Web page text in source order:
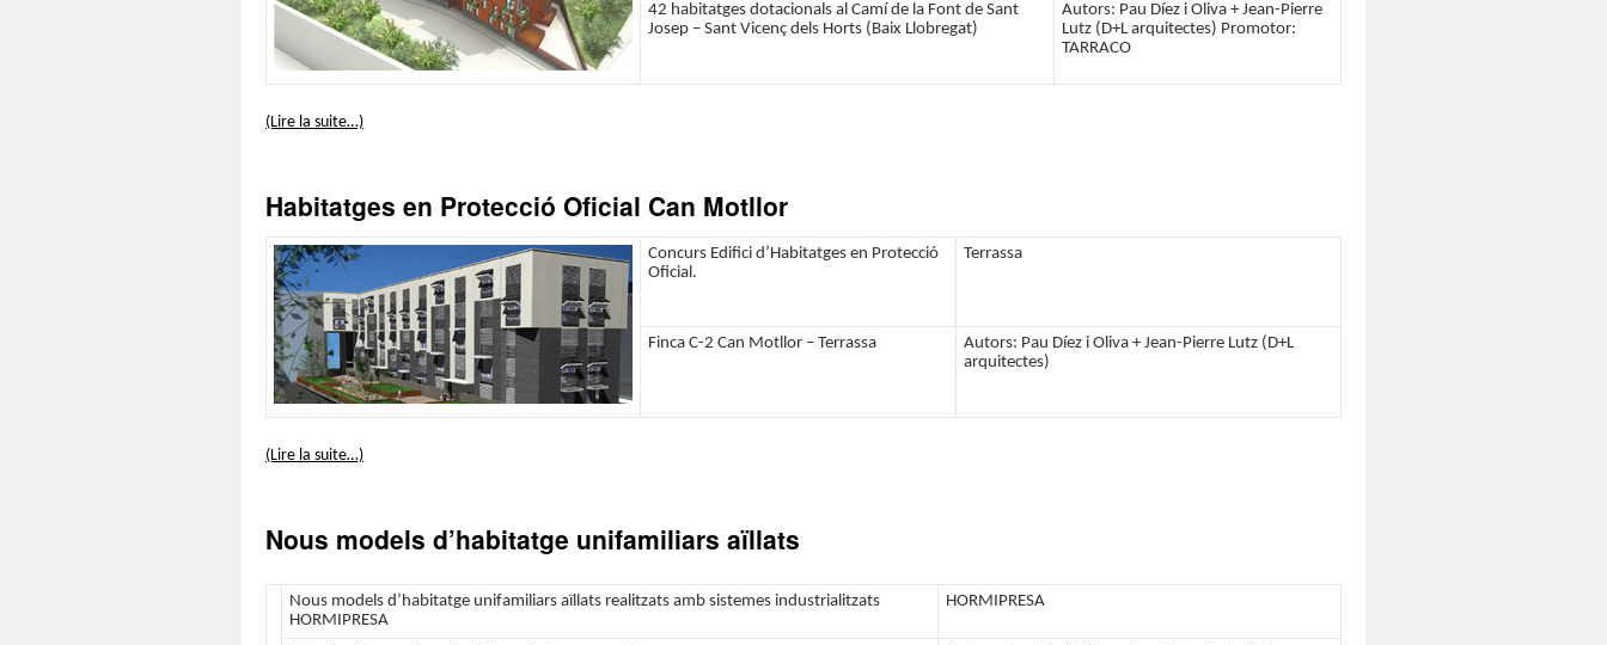
42 habitatges dotacionals al Camí de la Font de Sant
Josep – Sant Vicenç dels Horts (Baix Llobregat)
Autors: Pau Díez i Oliva + Jean-Pierre
Lutz (D+L arquitectes) Promotor:
TARRACO
(Lire la suite…)
Habitatges en Protecció Oficial Can Motllor
Concurs Edifici d’Habitatges en Protecció
Oficial.
Terrassa
Finca C-2 Can Motllor – Terrassa
Autors: Pau Díez i Oliva + Jean-Pierre Lutz (D+L
arquitectes)
(Lire la suite…)
Nous models d’habitatge unifamiliars aïllats
Nous models d’habitatge unifamiliars aïllats realitzats amb sistemes industrialitzats
HORMIPRESA
HORMIPRESA